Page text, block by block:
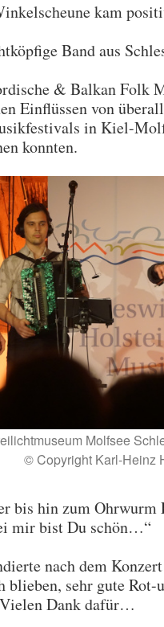
kam
Band aus
& Balkan Folk
Einflüssen von
in Kiel-
konnten.
Molfsee
© Copyright Karl-Heinz
bis hin zum
mir bist Du schön…“
nach dem
sehr gute Rot-
Dank dafür…